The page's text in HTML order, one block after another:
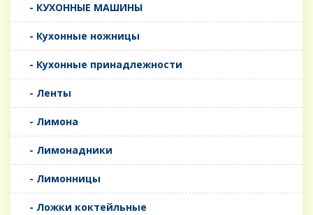
- КУХОННЫЕ МАШИНЫ
- Кухонные ножницы
- Кухонные принадлежности
- Ленты
- Лимона
- Лимонадники
- Лимонницы
- Ложки коктейльные